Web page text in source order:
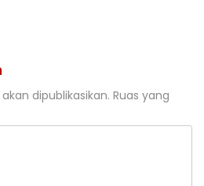
dipublikasikan. Ruas yang